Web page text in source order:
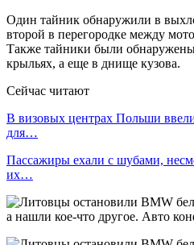
Один тайник обнаружили в
второй в перегородке между
Также тайники были
крыльях, а еще в днище кузова.
Сейчас читают
В визовых центрах Польши
для…
Пассажиры ехали с шубами,
их…